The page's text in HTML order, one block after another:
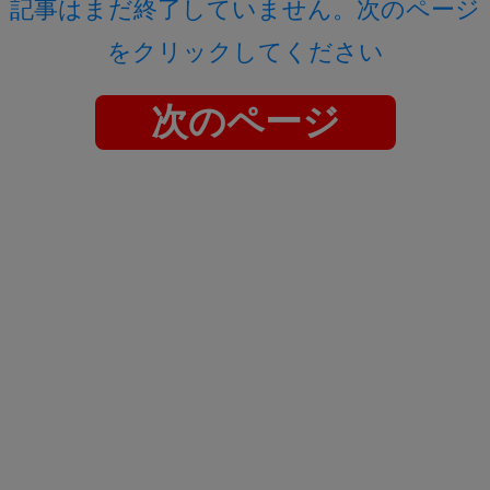
記事はまだ終了していません。次のページ
をクリックしてください
次のページ